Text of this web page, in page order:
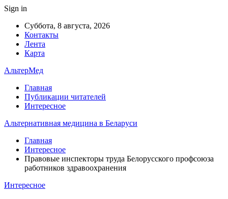
Sign in
Суббота, 8 августа, 2026
Контакты
Лента
Карта
АльтерМед
Главная
Публикации читателей
Интересное
Альтернативная медицина в Беларуси
Главная
Интересное
Правовые инспекторы труда Белорусского профсоюза
работников здравоохранения
Интересное